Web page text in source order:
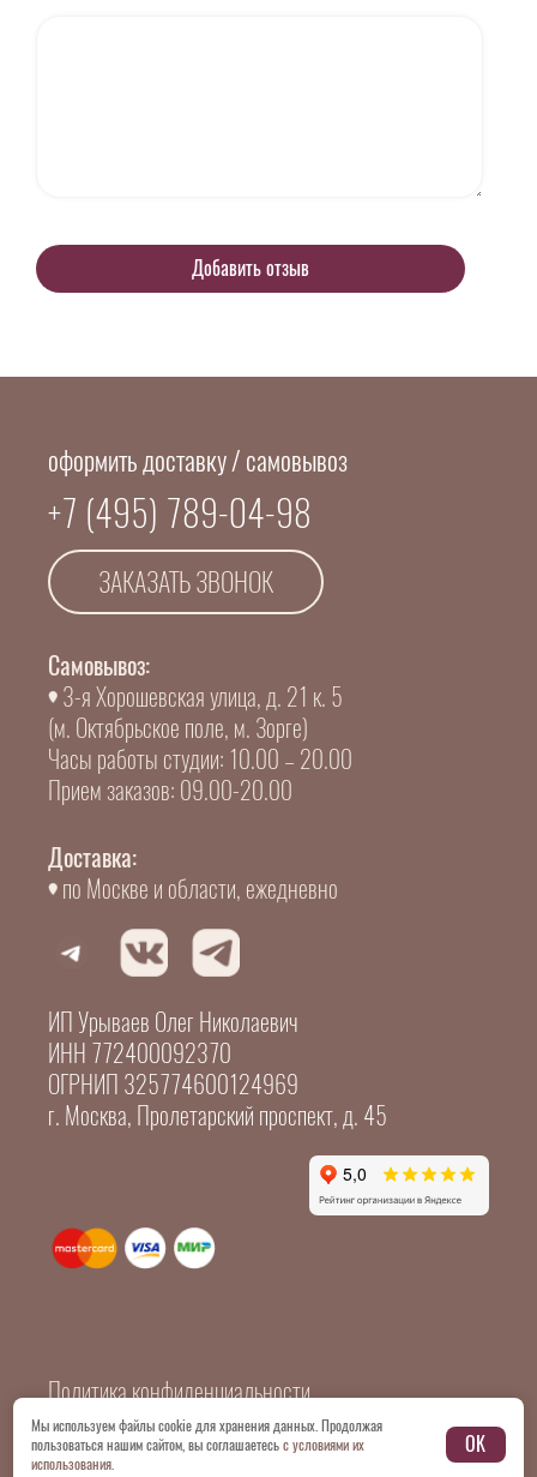
оформить доставку / самовывоз
+7 (495) 789-04-98
ЗАКАЗАТЬ ЗВОНОК
Самовывоз:
3-я Хорошевская улица, д. 21 к. 5
(м. Октябрьское поле, м. Зорге)
Часы работы студии: 10.00 – 20.00
Прием заказов: 09.00-20.00
Доставка:
по Москве и области, ежедневно
ИП Урываев Олег Николаевич
ИНН 772400092370
ОГРНИП 325774600124969
г. Москва, Пролетарский проспект, д. 45
Политика конфиденциальности
© 2026 Все картинки и копирайтинг принадлежат
Мы используем файлы cookie для хранения данных. Продолжая
пользоваться нашим сайтом, вы соглашаетесьс условиями их
использования
OK